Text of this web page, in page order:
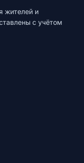
жителей и
с учётом